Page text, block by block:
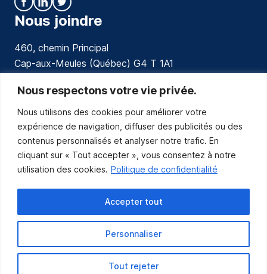
Nous respectons votre vie privée.
Nous utilisons des cookies pour améliorer votre
expérience de navigation, diffuser des publicités ou des
contenus personnalisés et analyser notre trafic. En
cliquant sur « Tout accepter », vous consentez à notre
utilisation des cookies. Politique de confidentialité
Personnaliser
Tout rejeter
Accepter tout
Nous joindre
460, chemin Principal
Cap-aux-Meules (Québec) G4 T 1A1
communications@muniles.ca
418 986-3100
Composez le 1 en tout temps pour toutes urgences.
Abonnez-vous
Abonnez-vous pour recevoir les nouvelles
de la Municipalité par courriel.